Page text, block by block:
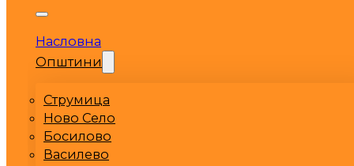
Насловна
Општини
Струмица
Ново Село
Босилово
Василево